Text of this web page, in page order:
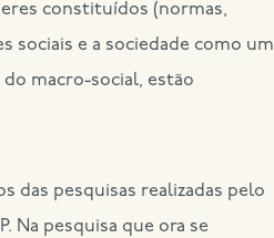
constituídos (normas,
sociais e a sociedade como um
macro-social, estão
das pesquisas realizadas pelo
Na pesquisa que ora se